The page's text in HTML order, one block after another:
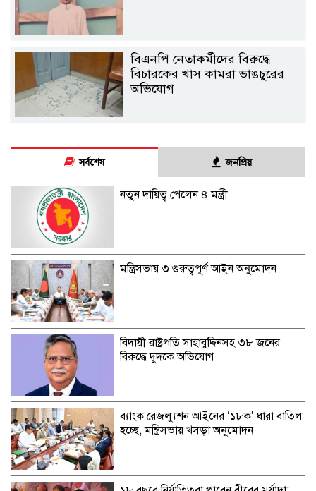
বিএনপি নেতাকর্মীদের বিরুদ্ধে
বিচারকের খাস কামরা ভাঙচুরের
অভিযোগ
সর্বশেষ জনপ্রিয়
নতুন দায়িত্ব পেলেন ৪ মন্ত্রী
মন্ত্রিসভায় ৩ গুরুত্বপূর্ণ আইন অনুমোদন
বিদায়ী রাষ্ট্রপতি সাহাবুদ্দিনসহ ৩৮ জনের
বিরুদ্ধে দুদকে অভিযোগ
ব্যাংক রেজল্যুশন আইনের ‘১৮ক’ ধারা বাতিল
হচ্ছে, মন্ত্রিসভায় খসড়া অনুমোদন